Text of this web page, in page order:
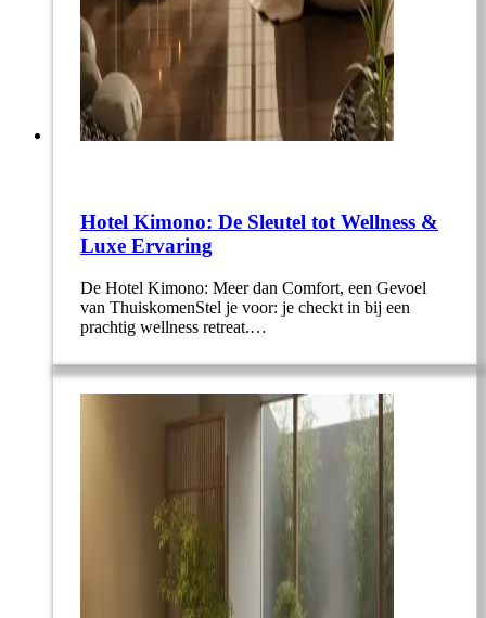
Hotel Kimono: De Sleutel tot Wellness &
Luxe Ervaring
De Hotel Kimono: Meer dan Comfort, een Gevoel
van ThuiskomenStel je voor: je checkt in bij een
prachtig wellness retreat.…